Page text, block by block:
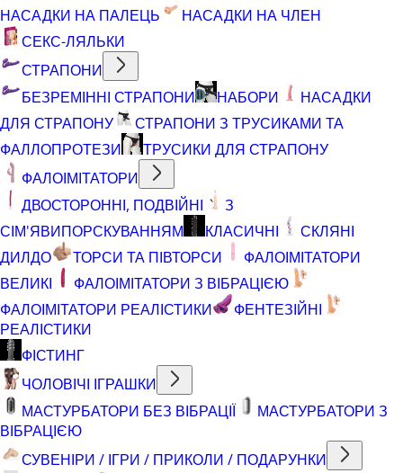
НАСАДКИ НА ПАЛЕЦЬ
НАСАДКИ НА ЧЛЕН
СЕКС-ЛЯЛЬКИ
СТРАПОНИ
БЕЗРЕМІННІ СТРАПОНИ
НАБОРИ
НАСАДКИ
ДЛЯ СТРАПОНУ
СТРАПОНИ З ТРУСИКАМИ ТА
ФАЛЛОПРОТЕЗИ
ТРУСИКИ ДЛЯ СТРАПОНУ
ФАЛОІМІТАТОРИ
ДВОСТОРОННІ, ПОДВІЙНІ
З
СІМ'ЯВИПОРСКУВАННЯМ
КЛАСИЧНІ
СКЛЯНІ
ДИЛДО
ТОРСИ ТА ПІВТОРСИ
ФАЛОІМІТАТОРИ
ВЕЛИКІ
ФАЛОІМІТАТОРИ З ВІБРАЦІЄЮ
ФАЛОІМІТАТОРИ РЕАЛІСТИКИ
ФЕНТЕЗІЙНІ
РЕАЛІСТИКИ
ФІСТИНГ
ЧОЛОВІЧІ ІГРАШКИ
МАСТУРБАТОРИ БЕЗ ВІБРАЦІЇ
МАСТУРБАТОРИ З
ВІБРАЦІЄЮ
СУВЕНІРИ / ІГРИ / ПРИКОЛИ / ПОДАРУНКИ